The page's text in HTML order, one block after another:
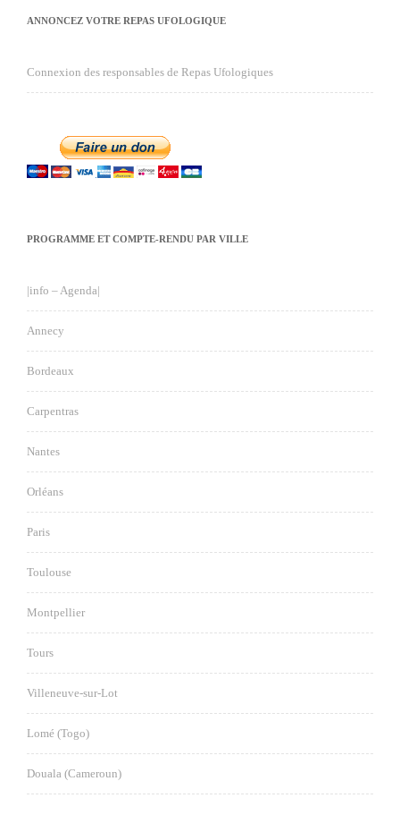
ANNONCEZ VOTRE REPAS UFOLOGIQUE
Connexion des responsables de Repas Ufologiques
PROGRAMME ET COMPTE-RENDU PAR VILLE
|info – Agenda|
Annecy
Bordeaux
Carpentras
Nantes
Orléans
Paris
Toulouse
Montpellier
Tours
Villeneuve-sur-Lot
Lomé (Togo)
Douala (Cameroun)